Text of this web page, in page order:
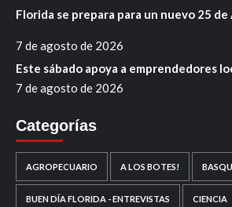
Florida se prepara para un nuevo 25
7 de agosto de 2026
Este sábado apoya a emprendedores
7 de agosto de 2026
Categorías
AGROPECUARIO A LOS BOTES!
BUEN DÍA FLORIDA - ENTREVISTAS CIENCIA